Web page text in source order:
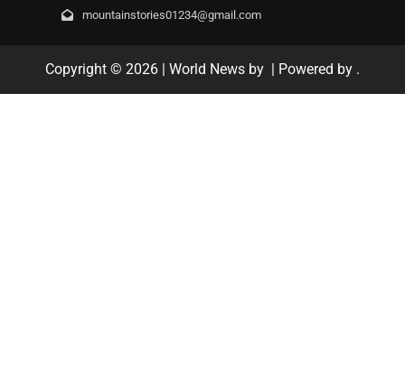
mountainstories01234@gmail.com
Copyright © 2026 | World News by | Powered by .